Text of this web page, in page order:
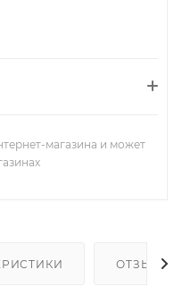
магазина и может
ОТЗЫВЫ